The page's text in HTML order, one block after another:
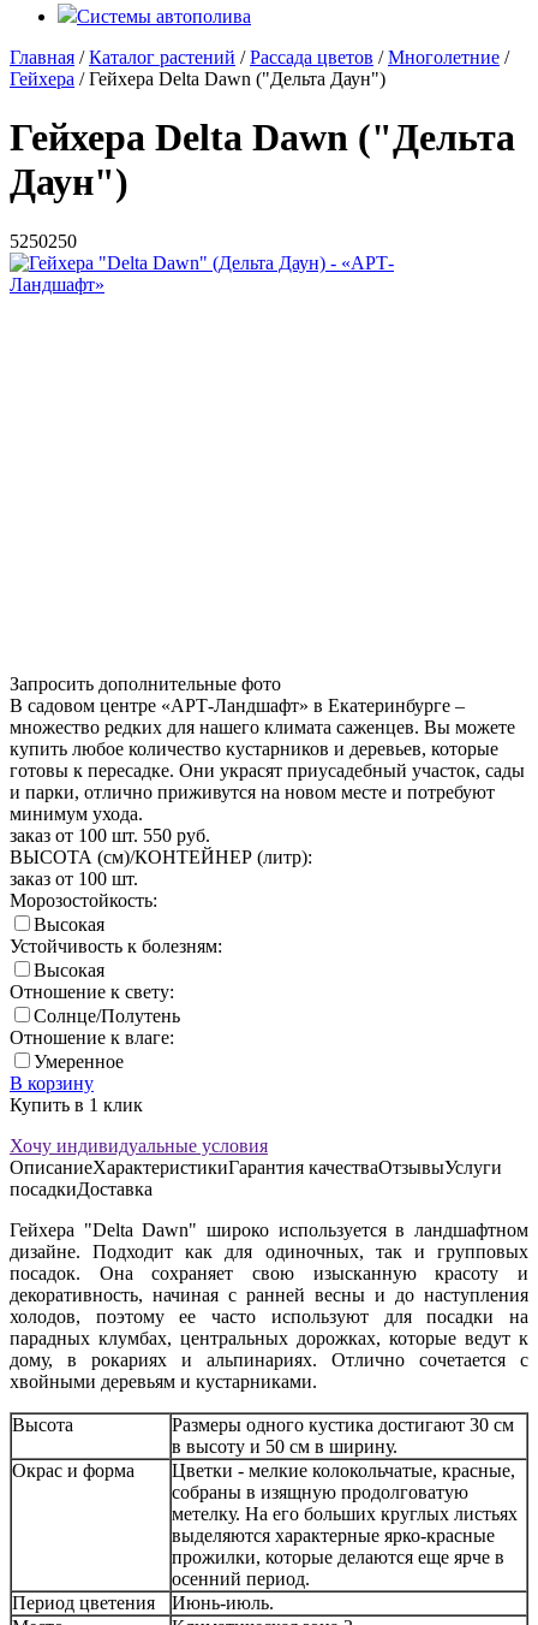
Системы автополива
Главная /Каталог растений /Рассада цветов /Многолетние /
Гейхера / Гейхера Delta Dawn ("Дельта Даун")
Гейхера Delta Dawn ("Дельта
Даун")
5250250
Запросить дополнительные фото
В садовом центре «АРТ-Ландшафт» в Екатеринбурге –
множество редких для нашего климата саженцев. Вы можете
купить любое количество кустарников и деревьев, которые
готовы к пересадке. Они украсят приусадебный участок, сады
и парки, отлично приживутся на новом месте и потребуют
минимум ухода.
заказ от 100 шт. 550 руб.
ВЫСОТА (см)/КОНТЕЙНЕР (литр):
заказ от 100 шт.
Морозостойкость:
Высокая
Устойчивость к болезням:
Высокая
Отношение к свету:
Солнце/Полутень
Отношение к влаге:
Умеренное
В корзину
Купить в 1 клик
Хочу индивидуальные условия
ОписаниеХарактеристикиГарантия качестваОтзывыУслуги
посадкиДоставка
Гейхера "Delta Dawn" широко используется в ландшафтном
дизайне. Подходит как для одиночных, так и групповых
посадок. Она сохраняет свою изысканную красоту и
декоративность, начиная с ранней весны и до наступления
холодов, поэтому ее часто используют для посадки на
парадных клумбах, центральных дорожках, которые ведут к
дому, в рокариях и альпинариях. Отлично сочетается с
хвойными деревьям и кустарниками.
Высота
Размеры одного кустика достигают 30 см
в высоту и 50 см в ширину.
Окрас и форма
Цветки - мелкие колокольчатые, красные,
собраны в изящную продолговатую
метелку. На его больших круглых листьях
выделяются характерные ярко-красные
прожилки, которые делаются еще ярче в
осенний период.
Период цветения
Июнь-июль.